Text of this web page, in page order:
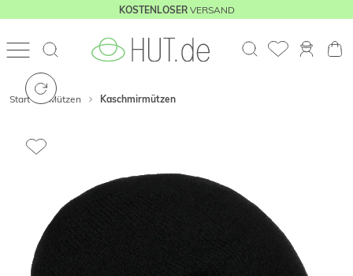
KOSTENLOSERVERSAND
Start Mützen Kaschmirmützen